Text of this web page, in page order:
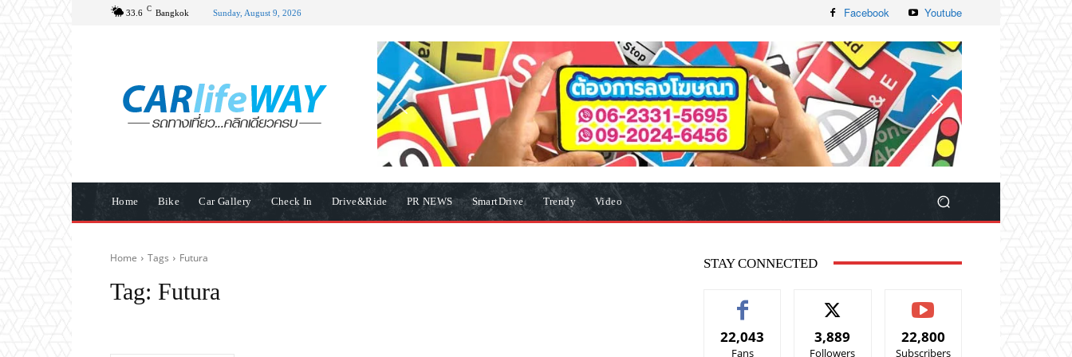
33.6 C Bangkok Sunday, August 9, 2026 Facebook Youtube
Home Bike Car Gallery Check In Drive&Ride PR NEWS SmartDrive Trendy Video
Home Tags Futura
Tag: Futura
STAY CONNECTED
22,043
Fans
3,889
Followers
22,800
Subscribers